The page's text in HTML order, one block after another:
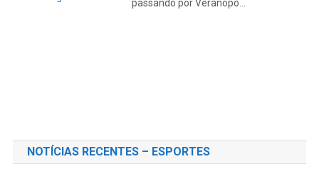
em relação aos novos...